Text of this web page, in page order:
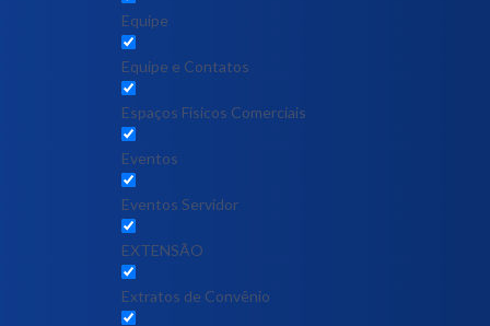
Equipe
Equipe e Contatos
Espaços Físicos Comerciais
Eventos
Eventos Servidor
EXTENSÃO
Extratos de Convênio